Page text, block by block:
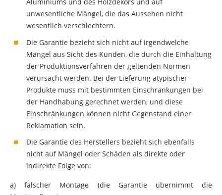
unwesentliche Mängel, die das Aussehen nicht
wesentlich verschlechtern.
Mängel aus Sicht des Kunden, die durch die Einhaltung
der Produktionsverfahren der geltenden Normen
verursacht werden. Bei der Lieferung atypischer
Produkte muss mit bestimmten Einschränkungen bei
der Handhabung gerechnet werden, und diese
Einschränkungen können nicht Gegenstand einer
Reklamation sein.
nicht auf Mängel oder Schäden als direkte oder
indirekte Folge von:
Montagefirma)